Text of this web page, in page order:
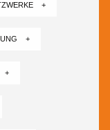
+
+
+